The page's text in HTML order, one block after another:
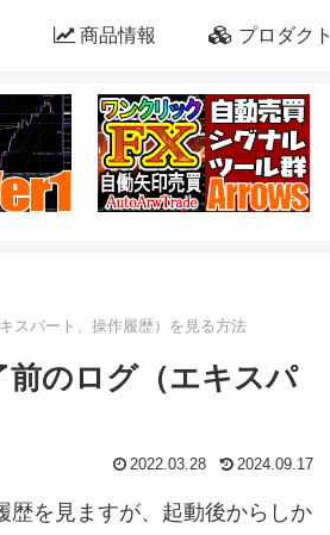
商品情報 プロダクト
スパート、操作履歴）を見る方法
前のログ（エキスパ
2022.03.28 2024.09.17
歴を見ますが、起動後からしか